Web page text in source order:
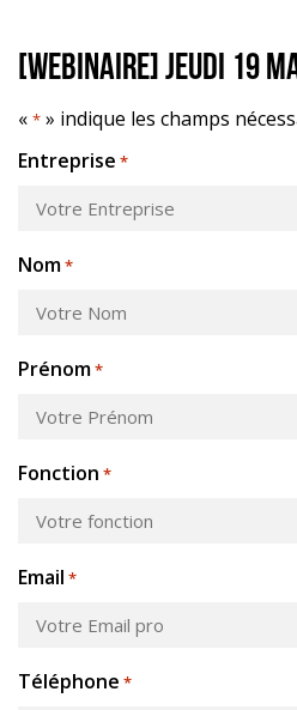
[WEBINAIRE] Jeudi 19
« * » indique les champs
Entreprise *
Nom*
Prénom*
Fonction *
Email *
Téléphone *